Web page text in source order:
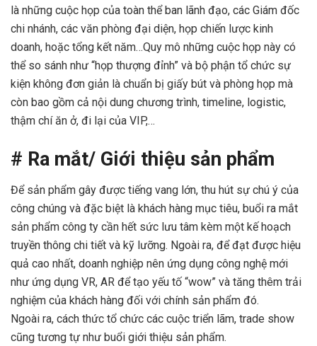
là những cuộc họp của toàn thể ban lãnh đạo, các Giám đốc
chi nhánh, các văn phòng đại diện, họp chiến lược kinh
doanh, hoặc tổng kết năm…Quy mô những cuộc họp này có
thể so sánh như “họp thượng đỉnh” và bộ phận tổ chức sự
kiện không đơn giản là chuẩn bị giấy bút và phòng họp mà
còn bao gồm cả nội dung chương trình, timeline, logistic,
thậm chí ăn ở, đi lại của VIP,…
# Ra mắt/ Giới thiệu sản phẩm
Để sản phẩm gây được tiếng vang lớn, thu hút sự chú ý của
công chúng và đặc biệt là khách hàng mục tiêu, buổi ra mắt
sản phẩm công ty cần hết sức lưu tâm kèm một kế hoạch
truyền thông chi tiết và kỹ lưỡng. Ngoài ra, để đạt được hiệu
quả cao nhất, doanh nghiệp nên ứng dụng công nghệ mới
như ứng dụng VR, AR để tạo yếu tố “wow” và tăng thêm trải
nghiệm của khách hàng đối với chính sản phẩm đó.
Ngoài ra, cách thức tổ chức các cuộc triển lãm, trade show
cũng tương tự như buổi giới thiệu sản phẩm.